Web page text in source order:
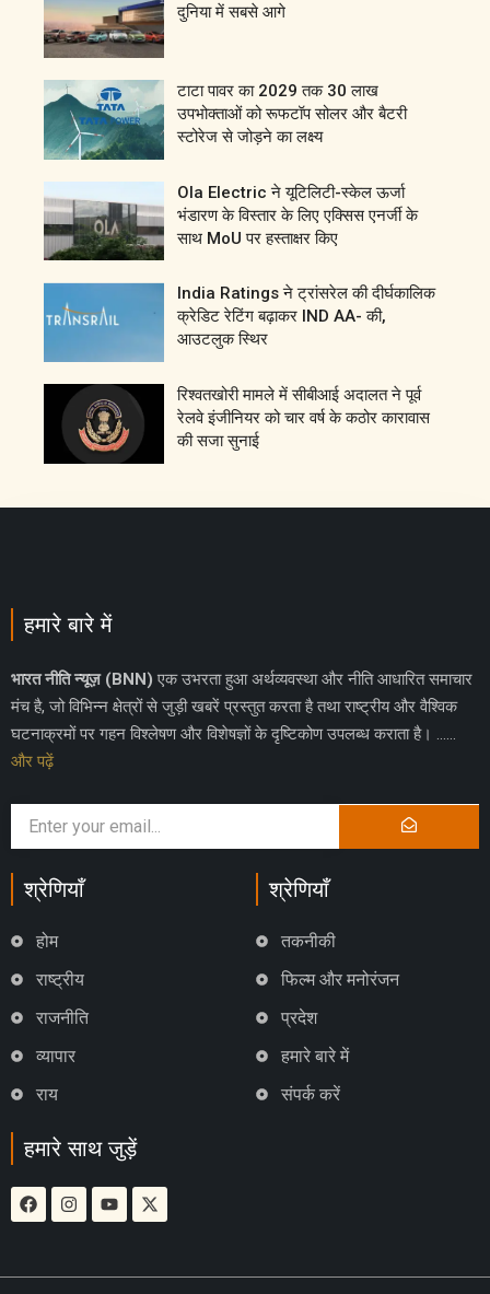
दुनिया में सबसे आगे
टाटा पावर का 2029 तक 30 लाख
उपभोक्ताओं को रूफटॉप सोलर और बैटरी
स्टोरेज से जोड़ने का लक्ष्य
Ola Electric ने यूटिलिटी-स्केल ऊर्जा
भंडारण के विस्तार के लिए एक्सिस एनर्जी के
साथ MoU पर हस्ताक्षर किए
India Ratings ने ट्रांसरेल की दीर्घकालिक
क्रेडिट रेटिंग बढ़ाकर IND AA- की,
आउटलुक स्थिर
रिश्वतखोरी मामले में सीबीआई अदालत ने पूर्व
रेलवे इंजीनियर को चार वर्ष के कठोर कारावास
की सजा सुनाई
हमारे बारे में
भारत नीति न्यूज़ (BNN) एक उभरता हुआ अर्थव्यवस्था और नीति आधारित समाचार
मंच है, जो विभिन्न क्षेत्रों से जुड़ी खबरें प्रस्तुत करता है तथा राष्ट्रीय और वैश्विक
घटनाक्रमों पर गहन विश्लेषण और विशेषज्ञों के दृष्टिकोण उपलब्ध कराता है। ……
और पढ़ें
श्रेणियाँ
होम
राष्ट्रीय
राजनीति
व्यापार
राय
श्रेणियाँ
तकनीकी
फिल्म और मनोरंजन
प्रदेश
हमारे बारे में
संपर्क करें
हमारे साथ जुड़ें